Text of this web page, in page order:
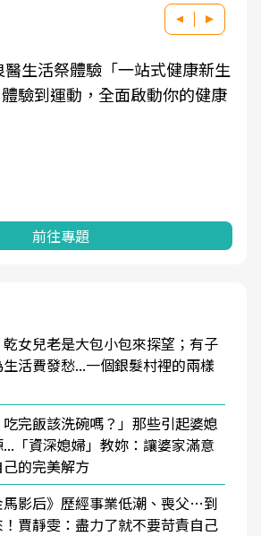
生活祭體驗「一站式健康新生
驗到運動，全面啟動你的健康
前往專題
女兒老是大包小包來探望；有子
活費發愁...一個銀髮村裡的兩樣
吃完飯該洗碗嗎？」那些引起婆媳
「資深媳婦」教妳：讓婆家滿意
的完美解方
馬影后》歷經事業低潮、喪父…到
賈靜雯：盡力了就不要苛責自己